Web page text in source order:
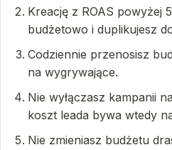
Kreację z ROAS powyżej
budżetowo i duplikujesz
Codziennie przenosisz
na wygrywające.
Nie wyłączasz kampanii
koszt leada bywa wtedy
Nie zmieniasz budżetu